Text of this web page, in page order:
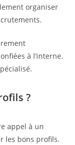
organiser
à l’interne.
?
appel à un
les bons profils.